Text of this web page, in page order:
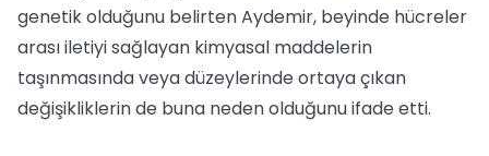
genetik olduğunu belirten Aydemir, beyinde hücreler
arası iletiyi sağlayan kimyasal maddelerin
taşınmasında veya düzeylerinde ortaya çıkan
değişikliklerin de buna neden olduğunu ifade etti.